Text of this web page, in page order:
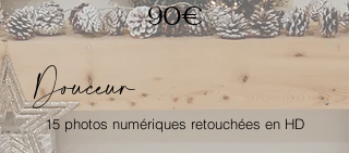
90€
Douceur
15 photos numériques retouchées en HD